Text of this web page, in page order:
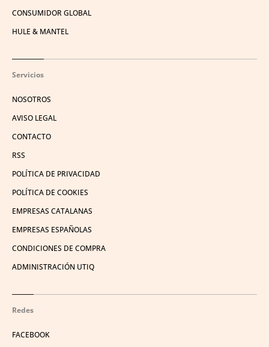
CONSUMIDOR GLOBAL
HULE & MANTEL
Servicios
NOSOTROS
AVISO LEGAL
CONTACTO
RSS
POLÍTICA DE PRIVACIDAD
POLÍTICA DE COOKIES
EMPRESAS CATALANAS
EMPRESAS ESPAÑOLAS
CONDICIONES DE COMPRA
ADMINISTRACIÓN UTIQ
Redes
FACEBOOK